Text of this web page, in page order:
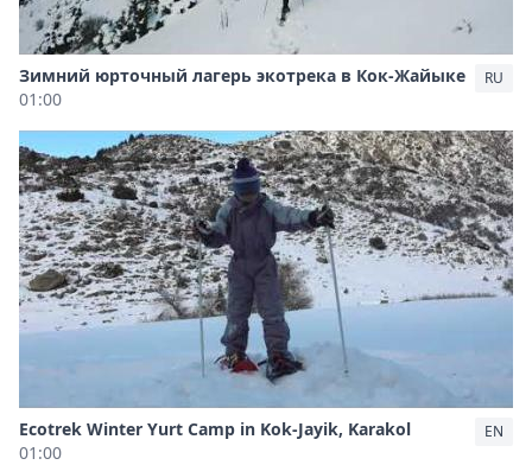
Зимний юрточный лагерь экотрека в Кок-Жайыке
01:00
RU
Ecotrek Winter Yurt Camp in Kok-Jayik, Karakol
01:00
EN